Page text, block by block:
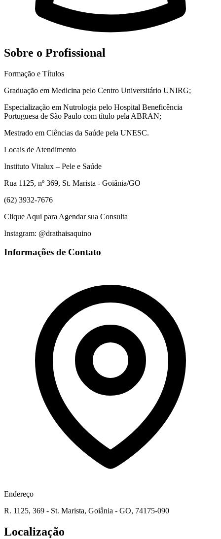
Sobre o Profissional
Formação e Títulos
Graduação em Medicina pelo Centro Universitário UNIRG;
Especialização em Nutrologia pelo Hospital Beneficência
Portuguesa de São Paulo com título pela ABRAN;
Mestrado em Ciências da Saúde pela UNESC.
Locais de Atendimento
Instituto Vitalux – Pele e Saúde
Rua 1125, nº 369, St. Marista - Goiânia/GO
​(62) 3932-7676
Clique Aqui para Agendar sua Consulta
Instagram: @drathaisaquino
Informações de Contato
Endereço
R. 1125, 369 - St. Marista, Goiânia - GO, 74175-090
Localização